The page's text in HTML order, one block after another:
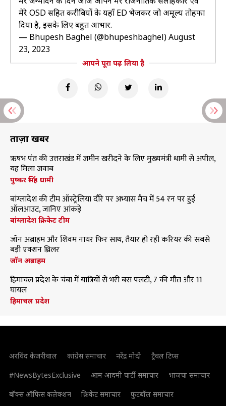
मेरे OSD सहित करीबियों के यहाँ ED भेजकर जो अमूल्य तोहफा
दिया है, इसके लिए बहुत आभार.
— Bhupesh Baghel (@bhupeshbaghel)August
23, 2023
आपने पूरा पढ़ लिया है
ताज़ा खबरें
ऋषभ पंत की उत्तराखंड में जमीन खरीदने के लिए मुख्यमंत्री धामी से अपील,
यह मिला जवाब
पुष्कर सिंह धामी
बांग्लादेश की टीम ऑस्ट्रेलिया दौरे पर अभ्यास मैच में 54 रन पर हुई
ऑलआउट, जानिए आंकड़े
बांग्लादेश क्रिकेट टीम
जॉन अब्राहम और शिवम नायर फिर साथ, तैयार हो रही करियर की सबसे
बड़ी एक्शन थ्रिलर
जॉन अब्राहम
हिमाचल प्रदेश के चंबा में यात्रियों से भरी बस पलटी, 7 की मौत और 11
घायल
हिमाचल प्रदेश
अरविंद केजरीवाल कांग्रेस समाचार नरेंद्र मोदी
ट्रैवल टिप्स
#NewsBytesExclusive
आम आदमी पार्टी समाचार
भाजपा समाचार
बॉक्स ऑफिस कलेक्शन
क्रिकेट समाचार फुटबॉल समाचार